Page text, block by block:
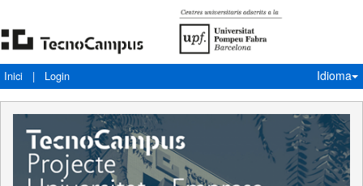
Inici | Login Idioma